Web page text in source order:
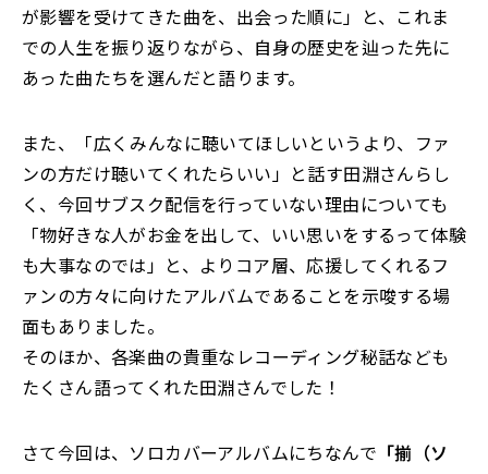
が影響を受けてきた曲を、出会った順に」と、これま
での人生を振り返りながら、自身の歴史を辿った先に
あった曲たちを選んだと語ります。
また、「広くみんなに聴いてほしいというより、ファ
ンの方だけ聴いてくれたらいい」と話す田淵さんらし
く、今回サブスク配信を行っていない理由についても
「物好きな人がお金を出して、いい思いをするって体験
も大事なのでは」と、よりコア層、応援してくれるフ
ァンの方々に向けたアルバムであることを示唆する場
面もありました。
そのほか、各楽曲の貴重なレコーディング秘話なども
たくさん語ってくれた田淵さんでした！
さて今回は、 ソロカバーアルバムにちなんで 「揃（ソ